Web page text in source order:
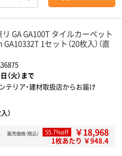
リ GA GA100T タイルカーペット
1セット（20枚入）（直
（火）まで
テリア・建材取扱店からお届け
）
販売価格（税込） 55.7%off ￥18,968
1枚あたり ￥948.4